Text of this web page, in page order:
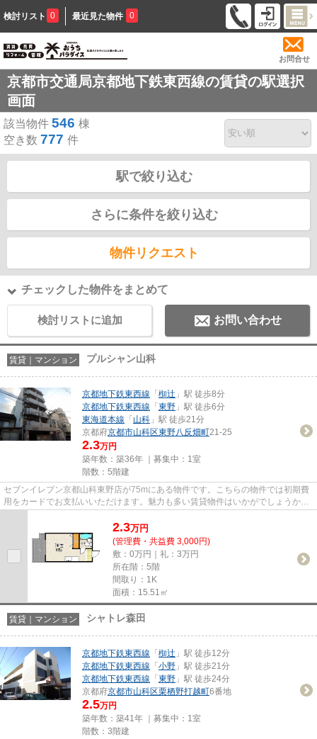
検討リスト 0 最近見た物件 0
お問合せ
京都市交通局京都地下鉄東西線の賃貸の駅選択
画面
該当物件 546 棟
空き数 777 件
駅で絞り込む
さらに条件を絞り込む
物件リクエスト
チェックした物件をまとめて
検討リストに追加 お問い合わせ
賃貸｜マンション プルシャン山科
京都地下鉄東西線 「 椥辻 」駅 徒歩8分
京都地下鉄東西線 「 東野 」駅 徒歩6分
東海道本線 「 山科 」駅 徒歩21分
京都府京都市山科区東野八反畑町21-25
2.3万円
築年数：築36年 ｜募集中： 1室
階数：5階建
セブンイレブン京都山科東野店が75mにある物件です。こちらの物件では初期費
用をカードでお支払いいただけます。魅力も多い賃貸物件はいかがでしょうか。
2.3万円
(管理費・共益費 3,000円)
敷：0万円｜礼：3万円
所在階：5階
間取り：1K
面積：15.51㎡
賃貸｜マンション シャトレ森田
京都地下鉄東西線 「 椥辻 」駅 徒歩12分
京都地下鉄東西線 「 小野 」駅 徒歩21分
京都地下鉄東西線 「 東野 」駅 徒歩24分
京都府京都市山科区栗栖野打越町6番地
2.5万円
築年数：築41年 ｜募集中： 1室
階数：3階建